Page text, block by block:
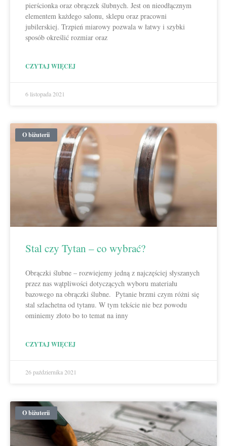
pierścionka oraz obrączek ślubnych. Jest on nieodłącznym
elementem każdego salonu, sklepu oraz pracowni
jubilerskiej. Trzpień miarowy pozwala w łatwy i szybki
sposób określić rozmiar oraz
CZYTAJ WIĘCEJ
6 listopada 2021
O biżuterii
Stal czy Tytan – co wybrać?
Obrączki ślubne – rozwiejemy jedną z najczęściej słyszanych
przez nas wątpliwości dotyczących wyboru materiału
bazowego na obrączki ślubne. Pytanie brzmi czym różni się
stal szlachetna od tytanu. W tym tekście nie bez powodu
ominiemy złoto bo to temat na inny
CZYTAJ WIĘCEJ
26 października 2021
O biżuterii